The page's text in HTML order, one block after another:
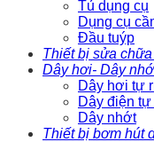
Tủ dụng cụ
Dụng cụ
Đầu tuýp
Thiết bị sửa
Dây hơi- Dây
Dây hơi tự
Dây điện tự
Dây nhớt
Thiết bị bơm hút